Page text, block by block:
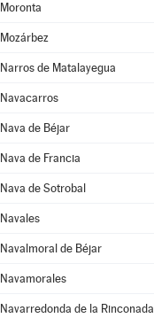
Moronta
Mozárbez
Narros de Matalayegua
Navacarros
Nava de Béjar
Nava de Francia
Nava de Sotrobal
Navales
Navalmoral de Béjar
Navamorales
Navarredonda de la Rinconada